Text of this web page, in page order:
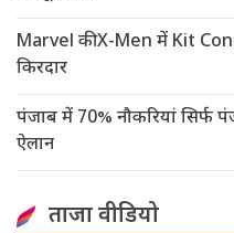
Marvel की X-Men में Kit
किरदार
पंजाब में 70% नौकरियां सिर्फ
ऐलान
ताजा वीडियो